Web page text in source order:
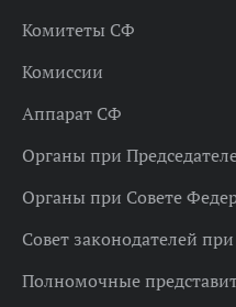
Комитеты СФ
Комиссии
Аппарат СФ
Органы при
Органы при Совете
Совет законодателей
Полномочные